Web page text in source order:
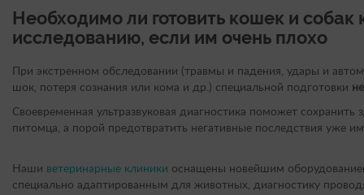
Необходимо ли готовить кошек и собак
исследованию, если им очень плохо
При экстренном обследовании (травмы и падения, удары и
шок, потеря сознания или кома и др.) специальной подготовки
Своевременная ультразвуковая диагностика поможет сохранить
питомца, а порой предотвратить негативные последствия уже
Наши ветеринарные клиники оснащены новейшим
специально адаптированным для животных, диагностику